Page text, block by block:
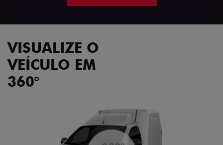
VISUALIZE O
VEÍCULO EM
360°